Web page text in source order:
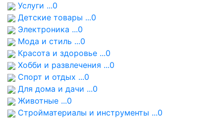
Услуги ...0
Детские товары ...0
Электроника ...0
Мода и стиль ...0
Красота и здоровье ...0
Хобби и развлечения ...0
Спорт и отдых ...0
Для дома и дачи ...0
Животные ...0
Стройматериалы и инструменты ...0